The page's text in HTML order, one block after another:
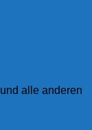
alle anderen